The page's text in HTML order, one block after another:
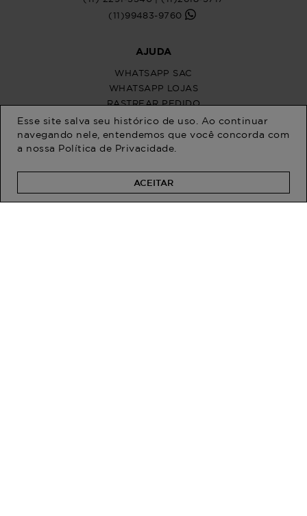
Esse site salva seu histórico de uso. Ao continuar
navegando nele, entendemos que você concorda com
a nossa Política de Privacidade
ACEITAR